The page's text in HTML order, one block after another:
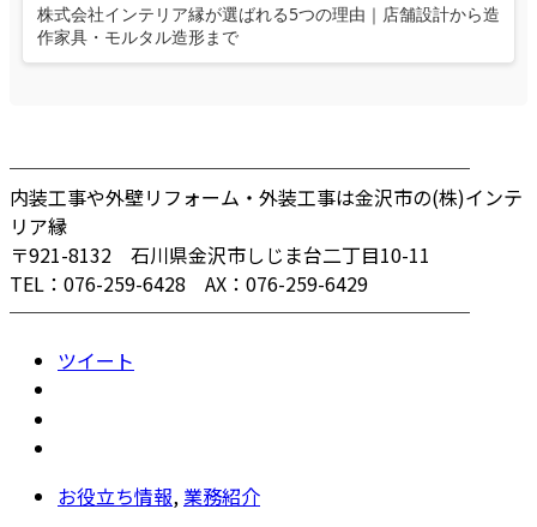
株式会社インテリア縁が選ばれる5つの理由｜店舗設計から造
作家具・モルタル造形まで
────────────────────────
内装工事や外壁リフォーム・外装工事は金沢市の(株)インテ
リア縁
〒921-8132 石川県金沢市しじま台二丁目10-11
TEL：076-259-6428 AX：076-259-6429
────────────────────────
ツイート
お役立ち情報,業務紹介